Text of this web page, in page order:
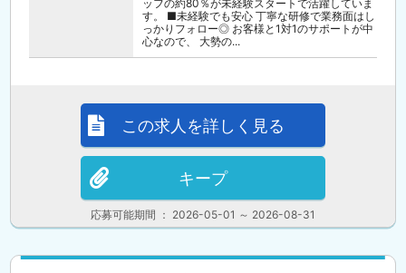
ッフの約80％が未経験スタートで活躍していま
す。 ■未経験でも安心 丁寧な研修で業務面はし
っかりフォロー◎ お客様と1対1のサポートが中
心なので、 大勢の...
応募可能期間 ： 2026-05-01 ～ 2026-08-31
この求人を詳しく見る
キープ